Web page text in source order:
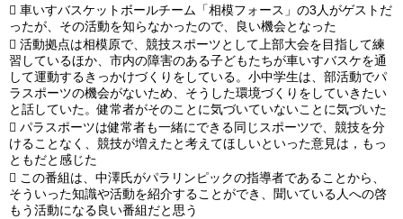
 車いすバスケットボールチーム「相模フォース」の3人がゲストだ
ったが、その活動を知らなかったので、良い機会となった
 活動拠点は相模原で、競技スポーツとして上部大会を目指して練
習しているほか、市内の障害のある子どもたちが車いすバスケを通
して運動するきっかけづくりをしている。小中学生は、部活動でパ
ラスポーツの機会がないため、そうした環境づくりをしていきたい
と話していた。健常者がそのことに気づいていないことに気づいた
 パラスポーツは健常者も一緒にできる同じスポーツで、競技を分
けることなく、競技が増えたと考えてほしいといった意見は，もっ
ともだと感じた
 この番組は、中澤氏がパラリンピックの指導者であることから、
そういった知識や活動を紹介することができ、聞いている人への啓
もう活動になる良い番組だと思う